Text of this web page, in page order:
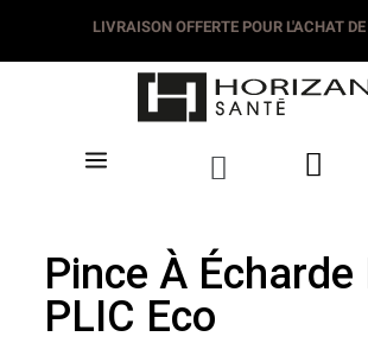
LIVRAISON DÈS 3.50€
Pince À Écharde
PLIC Eco